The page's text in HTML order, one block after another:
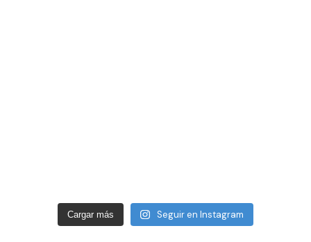
Cargar más Seguir en Instagram